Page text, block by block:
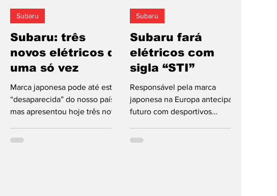
Subaru: três
novos elétricos de
uma só vez
Marca japonesa pode até estar
“desaparecida” do nosso país,
mas apresentou hoje três novos
mercado europeu. A...
Subaru
Subaru fará
elétricos com
sigla “STI”
Responsável pela marca
japonesa na Europa antecipa
futuro com desportivos
sigla. A Subaru poderá estar a...
Subaru